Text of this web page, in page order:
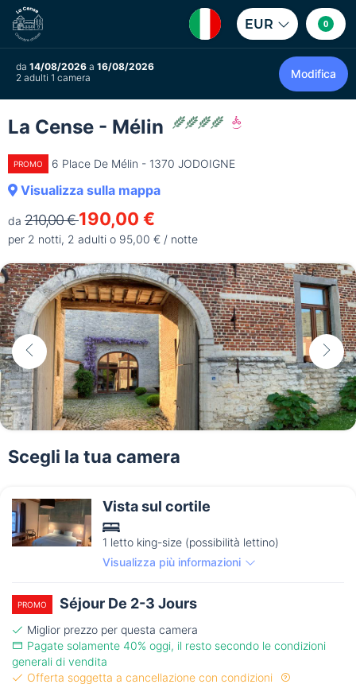
EUR 0
da 14/08/2026 a 16/08/2026
2 adulti 1 camera
Modifica
La Cense - Mélin
PROMO 6 Place De Mélin - 1370 JODOIGNE
Visualizza sulla mappa
da 210,00 €190,00 €
per 2 notti, 2 adulti o 95,00 € / notte
Scegli la tua camera
Vista sul cortile
1 letto king-size (possibilità lettino)
Visualizza più informazioni
PROMO Séjour De 2-3 Jours
Miglior prezzo per questa camera
Pagate solamente 40% oggi, il resto secondo le condizioni
generali di vendita
Offerta soggetta a cancellazione con condizioni